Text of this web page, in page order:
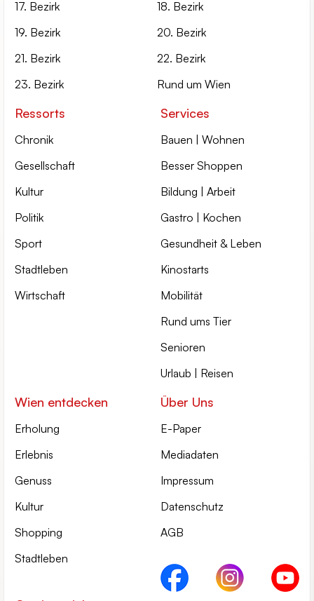
17. Bezirk
18. Bezirk
19. Bezirk
20. Bezirk
21. Bezirk
22. Bezirk
23. Bezirk
Rund um Wien
Ressorts
Chronik
Gesellschaft
Kultur
Politik
Sport
Stadtleben
Wirtschaft
Services
Bauen | Wohnen
Besser Shoppen
Bildung | Arbeit
Gastro | Kochen
Gesundheit & Leben
Kinostarts
Mobilität
Rund ums Tier
Senioren
Urlaub | Reisen
Wien entdecken
Erholung
Erlebnis
Genuss
Kultur
Shopping
Stadtleben
Über Uns
E-Paper
Mediadaten
Impressum
Datenschutz
AGB